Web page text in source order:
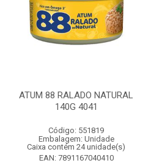
ATUM 88 RALADO NATURAL
140G 4041
Código: 551819
Embalagem: Unidade
Caixa contém 24 unidade(s)
EAN: 7891167040410